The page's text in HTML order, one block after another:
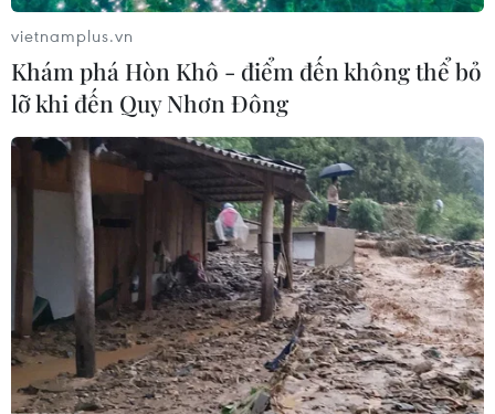
vietnamplus.vn
Khám phá Hòn Khô - điểm đến không thể bỏ
lỡ khi đến Quy Nhơn Đông